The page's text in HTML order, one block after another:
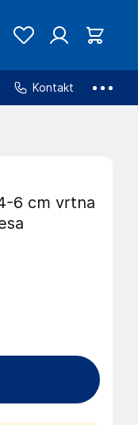
Kontakt
6 cm vrtna